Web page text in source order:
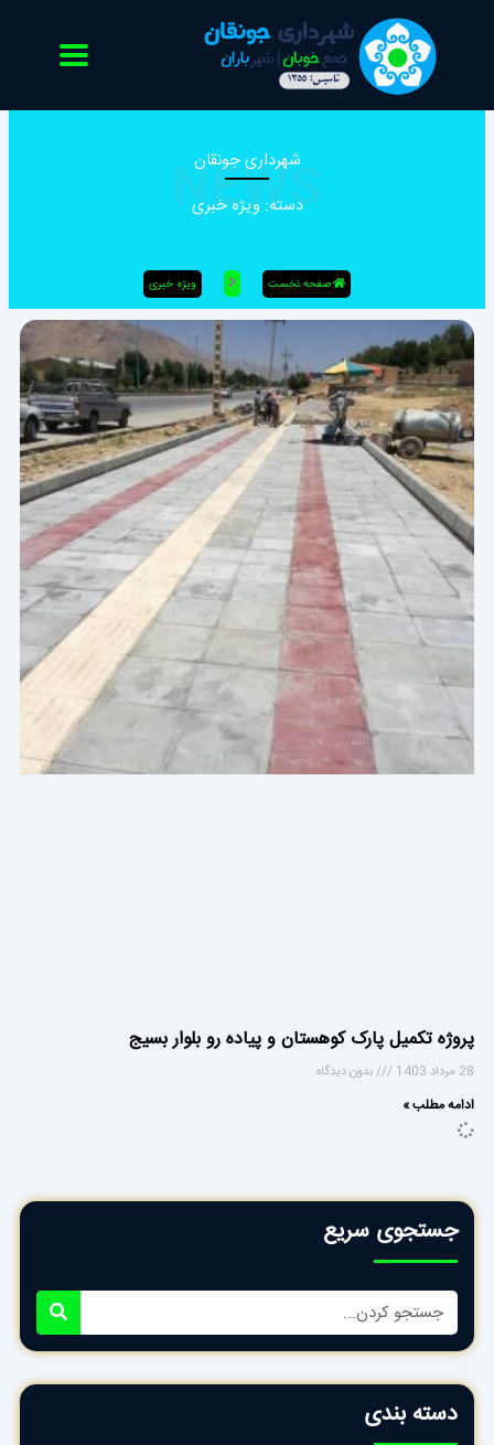
NEWS
شهرداری جونقان
دسته: ویژه خبری
صفحه نخست ویژه خبری
پروژه تکمیل پارک کوهستان و پیاده رو بلوار بسیج
28 مرداد 1403 بدون دیدگاه
ادامه مطلب »
جستجوی سریع
جستجو
کردن
دسته بندی